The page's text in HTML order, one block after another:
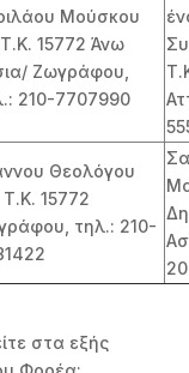
Μούσκου
15772 Άνω
Ζωγράφου,
210-7707990
Θεολόγου
Τ.Κ. 15772
τηλ.: 210-
στα εξής